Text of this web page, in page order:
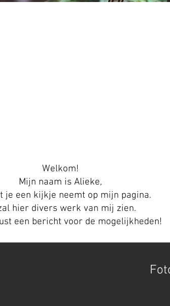
Welkom!
Mijn naam is Alieke,
je een kijkje neemt op mijn pagina.
hier divers werk van mij zien.
een bericht voor de mogelijkheden!